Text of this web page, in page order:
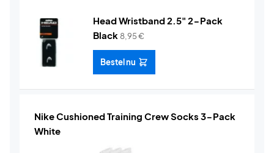
Head Wristband 2.5" 2-Pack
Black 8,95€
Bestel nu
Nike Cushioned Training Crew Socks 3-Pack
White